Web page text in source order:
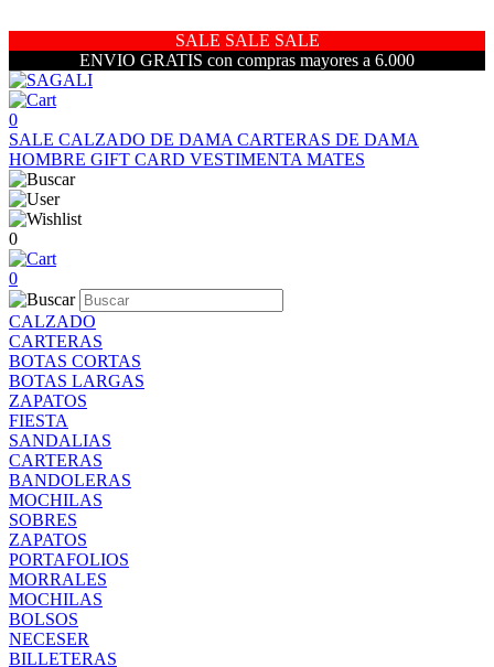
SALE SALE SALE
ENVIO GRATIS con compras mayores a 6.000
0
SALE CALZADO DE DAMA CARTERAS DE DAMA
HOMBRE GIFT CARD VESTIMENTA MATES
0
0
CALZADO
CARTERAS
BOTAS CORTAS
BOTAS LARGAS
ZAPATOS
FIESTA
SANDALIAS
CARTERAS
BANDOLERAS
MOCHILAS
SOBRES
ZAPATOS
PORTAFOLIOS
MORRALES
MOCHILAS
BOLSOS
NECESER
BILLETERAS